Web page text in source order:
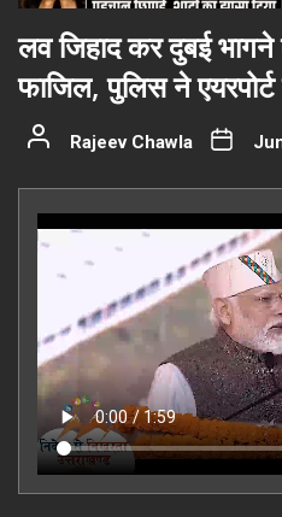
लव जिहाद कर दुबई भागने
फाजिल, पुलिस ने
Rajeev Chawla